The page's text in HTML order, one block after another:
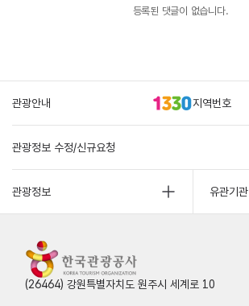
등록된 댓글이 없습니다.
관광안내 지역번호
관광정보 수정/신규요청
관광정보 유관기관
(26464) 강원특별자치도 원주시 세계로 10